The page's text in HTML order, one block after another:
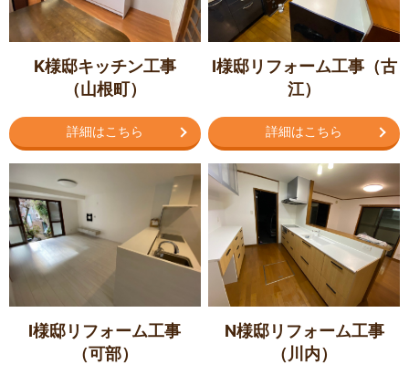
K様邸キッチン工事
（山根町）
詳細はこちら
I様邸リフォーム工事（古
江）
詳細はこちら
I様邸リフォーム工事
（可部）
N様邸リフォーム工事
（川内）